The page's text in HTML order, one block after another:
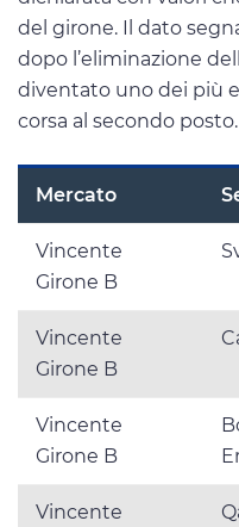
del girone. Il dato
dopo l’eliminazione
diventato uno dei più
corsa al secondo posto.
Mercato
Vincente
Girone B
Vincente
Girone B
Vincente
Girone B
Vincente